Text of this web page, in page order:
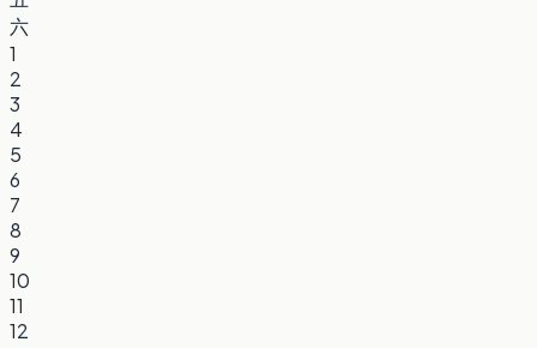
六
1
2
3
4
5
6
7
8
9
10
11
12